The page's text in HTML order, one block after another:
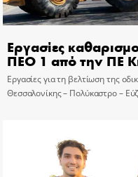
Εργασίες
ΠΕΟ 1 από την ΠΕ
Εργασίες για τη βελτίωση της
Θεσσαλονίκης – Πολύκαστρο –